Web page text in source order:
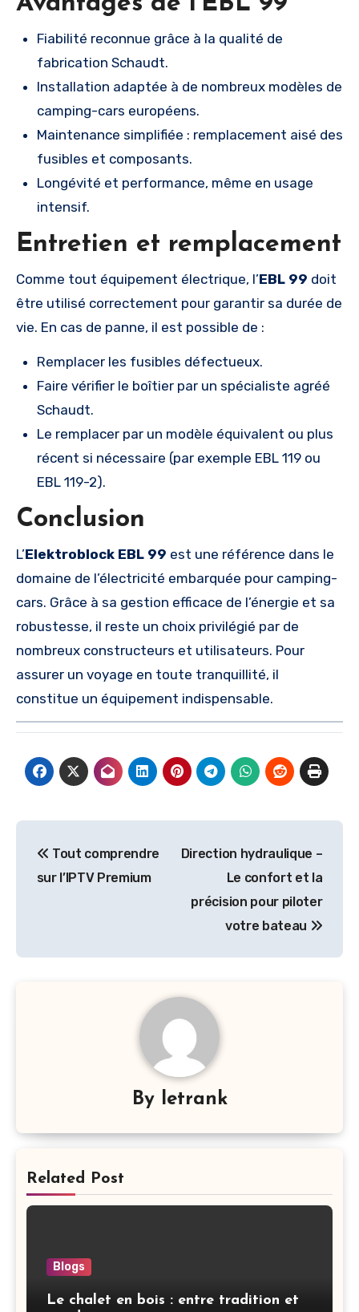
Fiabilité reconnue grâce à la qualité de
fabrication Schaudt.
Installation adaptée à de nombreux modèles de
camping-cars européens.
Maintenance simplifiée : remplacement aisé des
fusibles et composants.
Longévité et performance, même en usage
intensif.
Entretien et remplacement
Comme tout équipement électrique, l’EBL 99 doit
être utilisé correctement pour garantir sa durée de
vie. En cas de panne, il est possible de :
Remplacer les fusibles défectueux.
Faire vérifier le boîtier par un spécialiste agréé
Schaudt.
Le remplacer par un modèle équivalent ou plus
récent si nécessaire (par exemple EBL 119 ou
EBL 119-2).
Conclusion
L’Elektroblock EBL 99 est une référence dans le
domaine de l’électricité embarquée pour camping-
cars. Grâce à sa gestion efficace de l’énergie et sa
robustesse, il reste un choix privilégié par de
nombreux constructeurs et utilisateurs. Pour
assurer un voyage en toute tranquillité, il
constitue un équipement indispensable.
navigation
Tout comprendre
sur l’IPTV Premium
Direction hydraulique –
Le confort et la
précision pour piloter
votre bateau
By letrank
Related Post
Blogs
Le chalet en bois : entre tradition et